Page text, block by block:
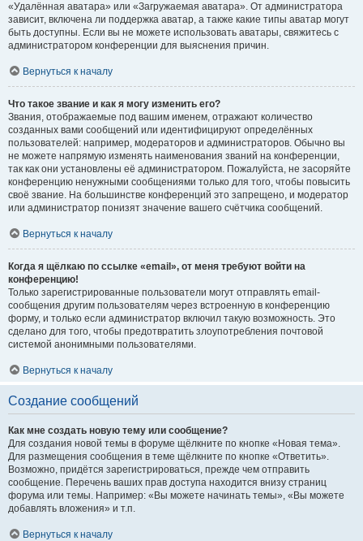
«Удалённая аватара» или «Загружаемая аватара». От администратора
зависит, включена ли поддержка аватар, а также какие типы аватар могут
быть доступны. Если вы не можете использовать аватары, свяжитесь с
администратором конференции для выяснения причин.
Вернуться к началу
Что такое звание и как я могу изменить его?
Звания, отображаемые под вашим именем, отражают количество
созданных вами сообщений или идентифицируют определённых
пользователей: например, модераторов и администраторов. Обычно вы
не можете напрямую изменять наименования званий на конференции,
так как они установлены её администратором. Пожалуйста, не засоряйте
конференцию ненужными сообщениями только для того, чтобы повысить
своё звание. На большинстве конференций это запрещено, и модератор
или администратор понизят значение вашего счётчика сообщений.
Вернуться к началу
Когда я щёлкаю по ссылке «email», от меня требуют войти на
конференцию!
Только зарегистрированные пользователи могут отправлять email-
сообщения другим пользователям через встроенную в конференцию
форму, и только если администратор включил такую возможность. Это
сделано для того, чтобы предотвратить злоупотребления почтовой
системой анонимными пользователями.
Вернуться к началу
Создание сообщений
Как мне создать новую тему или сообщение?
Для создания новой темы в форуме щёлкните по кнопке «Новая тема».
Для размещения сообщения в теме щёлкните по кнопке «Ответить».
Возможно, придётся зарегистрироваться, прежде чем отправить
сообщение. Перечень ваших прав доступа находится внизу страниц
форума или темы. Например: «Вы можете начинать темы», «Вы можете
добавлять вложения» и т.п.
Вернуться к началу